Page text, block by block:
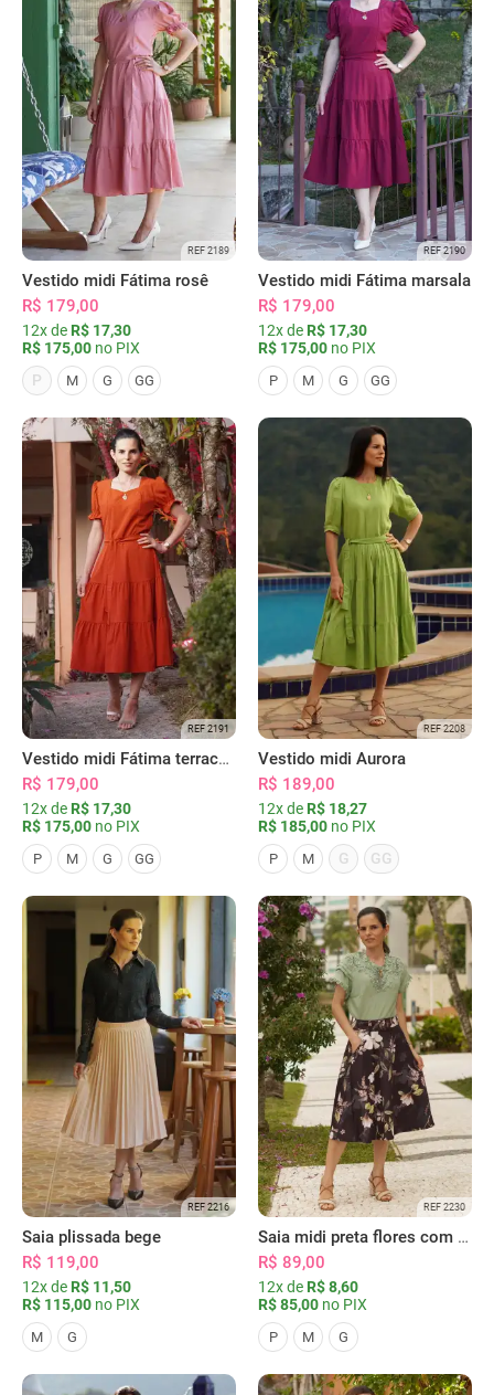
REF 2189
Vestido midi Fátima rosê
R$ 179,00
12x de R$ 17,30
R$ 175,00 no PIX
P
M G GG
REF 2190
Vestido midi Fátima marsala
R$ 179,00
12x de R$ 17,30
R$ 175,00 no PIX
P M G GG
REF 2191
Vestido midi Fátima terracota
R$ 179,00
12x de R$ 17,30
R$ 175,00 no PIX
P M G GG
REF 2208
Vestido midi Aurora
R$ 189,00
12x de R$ 18,27
R$ 185,00 no PIX
P M G GG
REF 2216
Saia plissada bege
R$ 119,00
12x de R$ 11,50
R$ 115,00 no PIX
M G
REF 2230
Saia midi preta flores com bolsos
R$ 89,00
12x de R$ 8,60
R$ 85,00 no PIX
P M G